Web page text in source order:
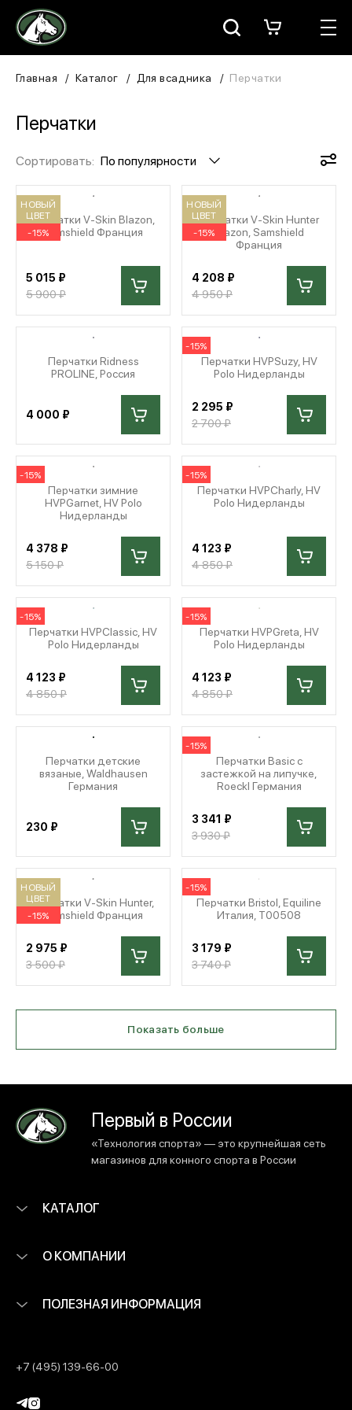
Москва
В конюшню
ЗООТОВАРЫ
Сувениры/Подарки
ПОКУПАТЕЛЯМ
ОПЛАТА И ДОСТАВКА
Вход в личный кабинет
+7 (495) 139-66-00
обратный звонок
Главная Каталог Для всадника Перчатки
Перчатки
Сортировать: По популярности
НОВЫЙ
ЦВЕТ
-15%
Перчатки V-Skin Blazon,
Samshield Франция
5 015 ₽
5 900 ₽
НОВЫЙ
ЦВЕТ
-15%
Перчатки V-Skin Hunter
Blazon, Samshield
Франция
4 208 ₽
4 950 ₽
Перчатки Ridness
PROLINE, Россия
4 000 ₽
-15%
Перчатки HVPSuzy, HV
Polo Нидерланды
2 295 ₽
2 700 ₽
-15%
Перчатки зимние
HVPGarnet, HV Polo
Нидерланды
4 378 ₽
5 150 ₽
-15%
Перчатки HVPCharly, HV
Polo Нидерланды
4 123 ₽
4 850 ₽
-15%
Перчатки HVPClassic, HV
Polo Нидерланды
4 123 ₽
4 850 ₽
-15%
Перчатки HVPGreta, HV
Polo Нидерланды
4 123 ₽
4 850 ₽
Перчатки детские
вязаные, Waldhausen
Германия
230 ₽
-15%
Перчатки Basic с
застежкой на липучке,
Roeckl Германия
3 341 ₽
3 930 ₽
НОВЫЙ
ЦВЕТ
-15%
Перчатки V-Skin Hunter,
Samshield Франция
2 975 ₽
3 500 ₽
-15%
Перчатки Bristol, Equiline
Италия, T00508
3 179 ₽
3 740 ₽
Показать больше
Первый в России
«Технология спорта» — это крупнейшая сеть
магазинов для конного спорта в России
КАТАЛОГ
О КОМПАНИИ
ПОЛЕЗНАЯ ИНФОРМАЦИЯ
+7 (495) 139-66-00